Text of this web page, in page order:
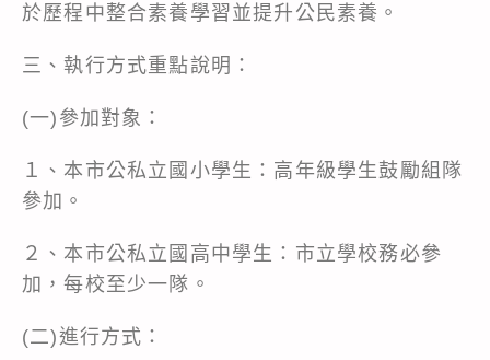
於歷程中整合素養學習並提升公民素養。
三、執行方式重點說明：
(一)參加對象：
１、本市公私立國小學生：高年級學生鼓勵組隊
參加。
２、本市公私立國高中學生：市立學校務必參
加，每校至少一隊。
(二)進行方式：